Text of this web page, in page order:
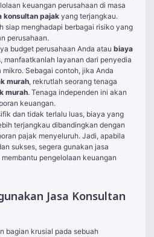
keuangan perusahaan di masa
konsultan pajak yang terjangkau.
siap menghadapi berbagai risiko yang
perusahaan.
budget perusahaan Anda atau biaya
manfaatkanlah layanan dari penyedia
Sebagai contoh, jika Anda
murah, rekrutlah seorang tenaga
murah. Tenaga independen ini akan
keuangan.
dan tidak terlalu luas, biaya yang
terjangkau dibandingkan dengan
pajak menyeluruh. Jadi, apabila
sukses, segera gunakan jasa
membantu pengelolaan keuangan
Jasa Konsultan
bagian krusial pada sebuah